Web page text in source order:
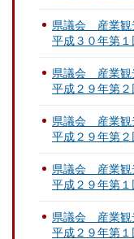
県議会 産業観
平成３０年第
県議会 産業観
平成２９年第
県議会 産業観
平成２９年第
県議会 産業観
平成２９年第
県議会 産業観
平成２９年第